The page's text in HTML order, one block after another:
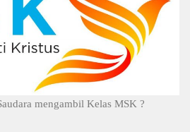
mengambil Kelas MSK ?